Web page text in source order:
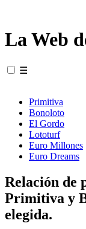
La Web
☰
Primitiva
Bonoloto
El Gordo
Lototurf
Euro Millones
Euro Dreams
Relación de
Primitiva y
elegida.